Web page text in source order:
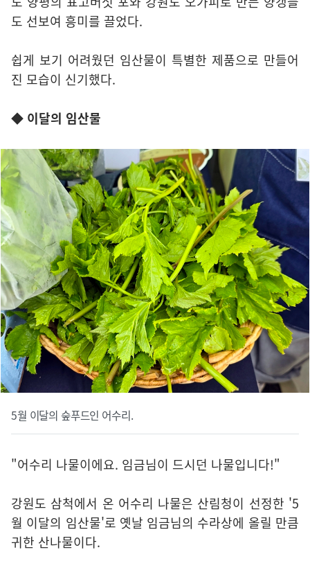
도 선보여 흥미를 끌었다.
쉽게 보기 어려웠던 임산물이 특별한 제품으로 만들어
진 모습이 신기했다.
◆ 이달의 임산물
5월 이달의 숲푸드인 어수리.
"어수리 나물이에요. 임금님이 드시던 나물입니다!"
강원도 삼척에서 온 어수리 나물은 산림청이 선정한 '5
월 이달의 임산물'로 옛날 임금님의 수라상에 올릴 만큼
귀한 산나물이다.